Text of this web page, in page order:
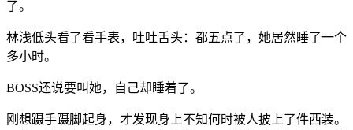
了。
林浅低头看了看手表，吐吐舌头：都五点了，她居然睡了一个
多小时。
BOSS还说要叫她，自己却睡着了。
刚想蹑手蹑脚起身，才发现身上不知何时被人披上了件西装。